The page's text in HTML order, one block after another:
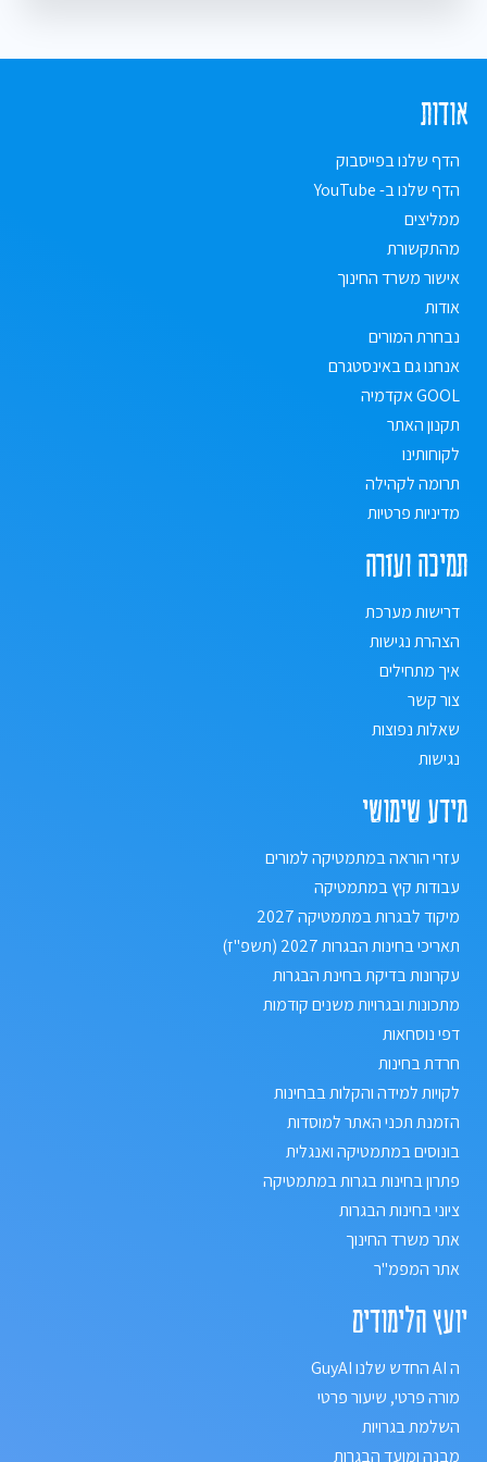
אודות
הדף שלנו בפייסבוק
הדף שלנו ב- YouTube
ממליצים
מהתקשורת
אישור משרד החינוך
אודות
נבחרת המורים
אנחנו גם באינסטגרם
GOOL אקדמיה
תקנון האתר
לקוחותינו
תרומה לקהילה
מדיניות פרטיות
תמיכה ועזרה
דרישות מערכת
הצהרת נגישות
איך מתחילים
צור קשר
שאלות נפוצות
נגישות
מידע שימושי
עזרי הוראה במתמטיקה למורים
עבודות קיץ במתמטיקה
מיקוד לבגרות במתמטיקה 2027
תאריכי בחינות הבגרות 2027 (תשפ"ז)
עקרונות בדיקת בחינת הבגרות
מתכונות ובגרויות משנים קודמות
דפי נוסחאות
חרדת בחינות
לקויות למידה והקלות בבחינות
הזמנת תכני האתר למוסדות
בונוסים במתמטיקה ואנגלית
פתרון בחינות בגרות במתמטיקה
ציוני בחינות הבגרות
אתר משרד החינוך
אתר המפמ"ר
יועץ הלימודים
ה AI החדש שלנו GuyAI
מורה פרטי, שיעור פרטי
השלמת בגרויות
מבנה ומועד הבגרות